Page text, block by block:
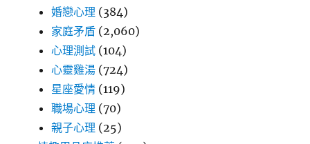
婚戀心理 (384)
家庭矛盾 (2,060)
心理測試 (104)
心靈雞湯 (724)
星座愛情 (119)
職場心理 (70)
親子心理 (25)